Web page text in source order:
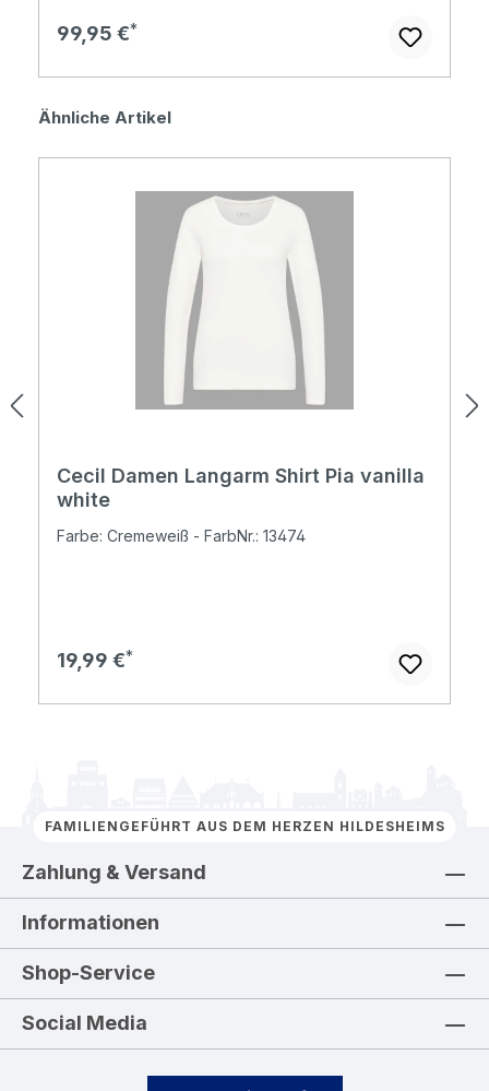
Regulärer Preis:
99,95 €
Produktgalerie überspringen
Ähnliche Artikel
Cecil Damen Langarm Shirt Pia vanilla
white
Farbe: Cremeweiß - FarbNr.: 13474
Regulärer Preis:
19,99 €
FAMILIENGEFÜHRT AUS DEM HERZEN HILDESHEIMS
Zahlung & Versand
Informationen
Shop-Service
Social Media